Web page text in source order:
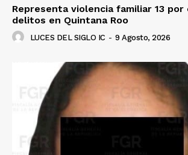
Representa violencia familiar 13 por
delitos en Quintana Roo
LUCES DEL SIGLO IC - 9 Agosto, 2026